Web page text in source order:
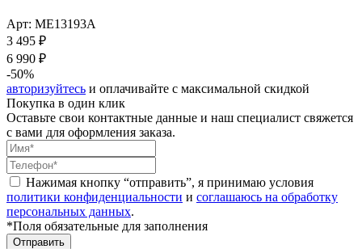
Арт: ME13193A
3 495 ₽
6 990 ₽
-50%
авторизуйтесь и оплачивайте с максимальной скидкой
Покупка в один клик
Оставьте свои контактные данные и наш специалист свяжется
с вами для оформления заказа.
Нажимая кнопку “отправить”, я принимаю условия
политики конфиденциальности и соглашаюсь на обработку
персональных данных.
*Поля обязательные для заполнения
Отправить